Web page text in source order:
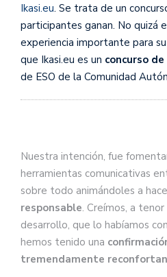
Ikasi.eu. Se trata de un
participantes ganan. No quizá
experiencia importante para
que Ikasi.eu es un concurso
de ESO de la Comunidad
Nuestra intención, fue
herramientas comunicativas
sobre todo animándoles a
responsable. Creímos, a
desarrollo, que lo habíamos
hemos tenido una
tremendamente